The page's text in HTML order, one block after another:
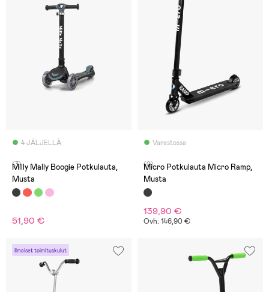
4 JÄLJELLÄ
(3)
Milly Mally Boogie Potkulauta,
Musta
51,90 €
Varastossa
(0)
Micro Potkulauta Micro Ramp,
Musta
139,90 €
Ovh: 146,90 €
Ilmaiset toimituskulut